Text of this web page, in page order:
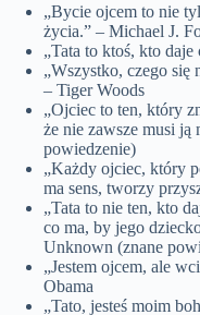
„Bycie ojcem to nie
życia.” – Michael J.
„Tata to ktoś, kto daje
„Wszystko, czego się
– Tiger Woods
„Ojciec to ten, który
że nie zawsze musi
powiedzenie)
„Każdy ojciec, który
ma sens, tworzy
„Tata to nie ten, kto
co ma, by jego
Unknown (znane
„Jestem ojcem, ale
Obama
„Tato, jesteś moim